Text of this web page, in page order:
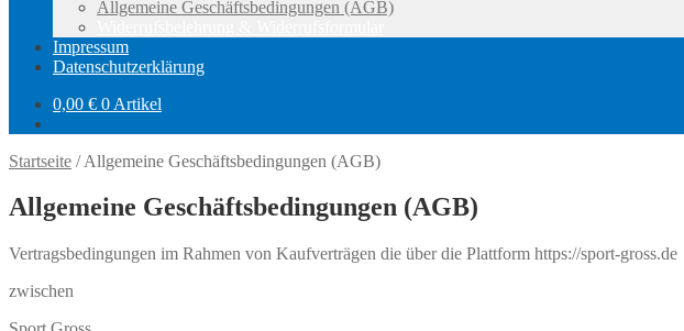
Allgemeine Geschäftsbedingungen (AGB)
Impressum
Datenschutzerklärung
0,00 € 0 Artikel
Startseite /Allgemeine Geschäftsbedingungen (AGB)
Allgemeine Geschäftsbedingungen (AGB)
Vertragsbedingungen im Rahmen von Kaufverträgen die über die Plattform https://sport-gross.de
zwischen